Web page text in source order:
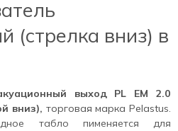
(стрелка вниз) в
выход PL EM 2.0
вниз), торговая марка Pelastus.
табло пименяется для